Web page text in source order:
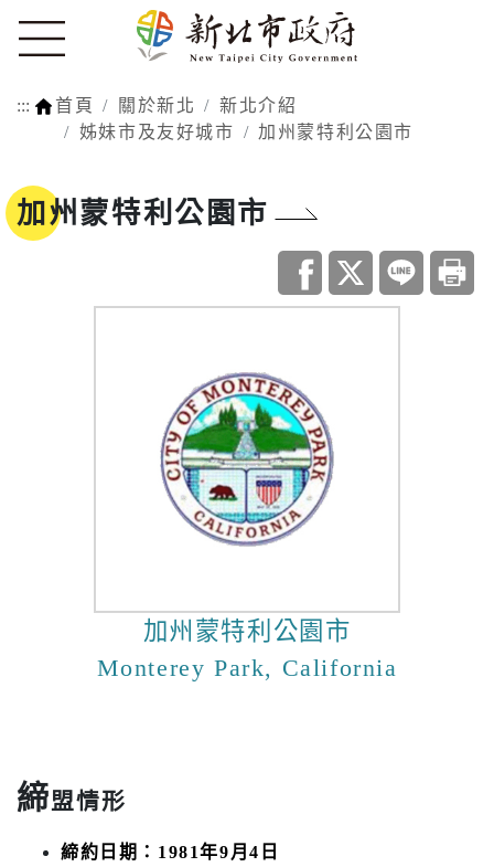
::: 首頁 關於新北
新北介紹
姊妹市及友好城市
加州蒙特利公園市
加州蒙特利公園市
加州蒙特利公園市
Monterey Park, California
締盟情形
締約日期：1981年9月4日